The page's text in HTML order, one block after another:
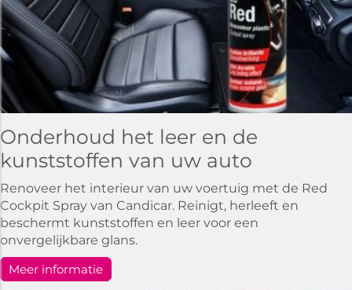
Onderhoud het leer en de
kunststoffen van uw auto
Renoveer het interieur van uw voertuig met de Red
Cockpit Spray van Candicar. Reinigt, herleeft en
beschermt kunststoffen en leer voor een
onvergelijkbare glans.
Meer informatie